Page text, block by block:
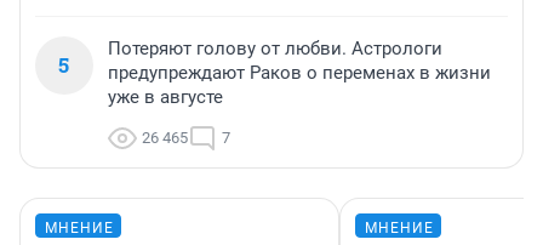
5
Потеряют голову от любви. Астрологи
предупреждают Раков о переменах в жизни
уже в августе
26 465 7
МНЕНИЕ МНЕНИЕ